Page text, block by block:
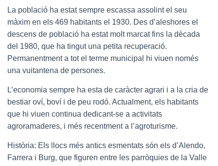
La població ha estat sempre escassa assolint el seu
màxim en els 469 habitants el 1930. Des d’aleshores el
descens de població ha estat molt marcat fins la dècada
del 1980, que ha tingut una petita recuperació.
Permanentment a tot el terme municipal hi viuen només
una vuitantena de persones.
L’economia sempre ha esta de caràcter agrari i a la cria de
bestiar oví, boví i de peu rodó. Actualment, els habitants
que hi viuen continua dedicant-se a activitats
agroramaderes, i més recentment a l’agroturisme.
Història: Els llocs més antics esmentats són els d’Alendo,
Farrera i Burg, que figuren entre les parròquies de la Valle